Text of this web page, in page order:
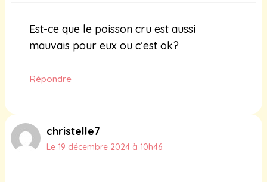
Est-ce que le poisson cru est aussi
mauvais pour eux ou c’est ok?
Répondre
christelle7
Le 19 décembre 2024 à 10h46